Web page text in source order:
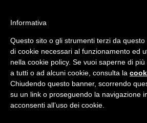
Search for:
Informativa
Questo sito o gli strumenti terzi da
di cookie necessari al funzionamento ed
nella cookie policy. Se vuoi saperne di
a tutti o ad alcuni cookie, consulta la
Chiudendo questo banner, scorrendo
su un link o proseguendo la navigazione
acconsenti all’uso dei cookie.